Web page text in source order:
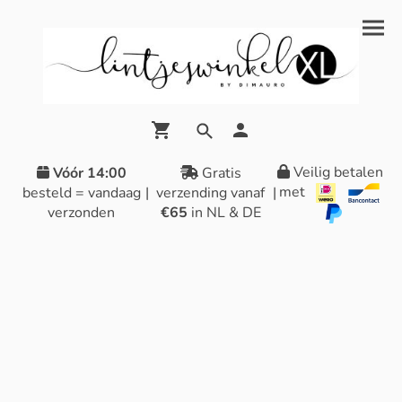
Vóór 14:00
besteld = vandaag
verzonden
|
Gratis
verzending vanaf
€65 in NL & DE
|
Veilig betalen
met